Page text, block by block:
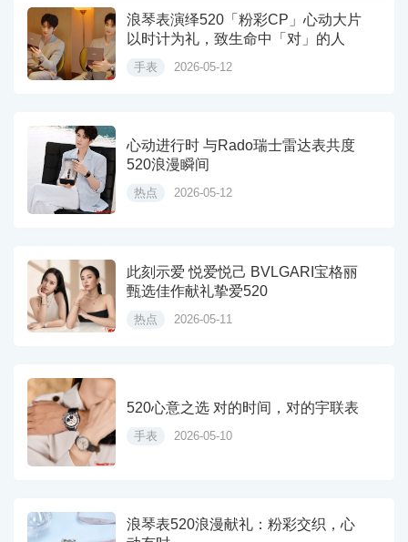
浪琴表演绎520「粉彩CP」心动大片
以时计为礼，致生命中「对」的人
手表 2026-05-12
心动进行时 与Rado瑞士雷达表共度
520浪漫瞬间
热点 2026-05-12
此刻示爱 悦爱悦己 BVLGARI宝格丽
甄选佳作献礼挚爱520
热点 2026-05-11
520心意之选 对的时间，对的宇联表
手表 2026-05-10
浪琴表520浪漫献礼：粉彩交织，心